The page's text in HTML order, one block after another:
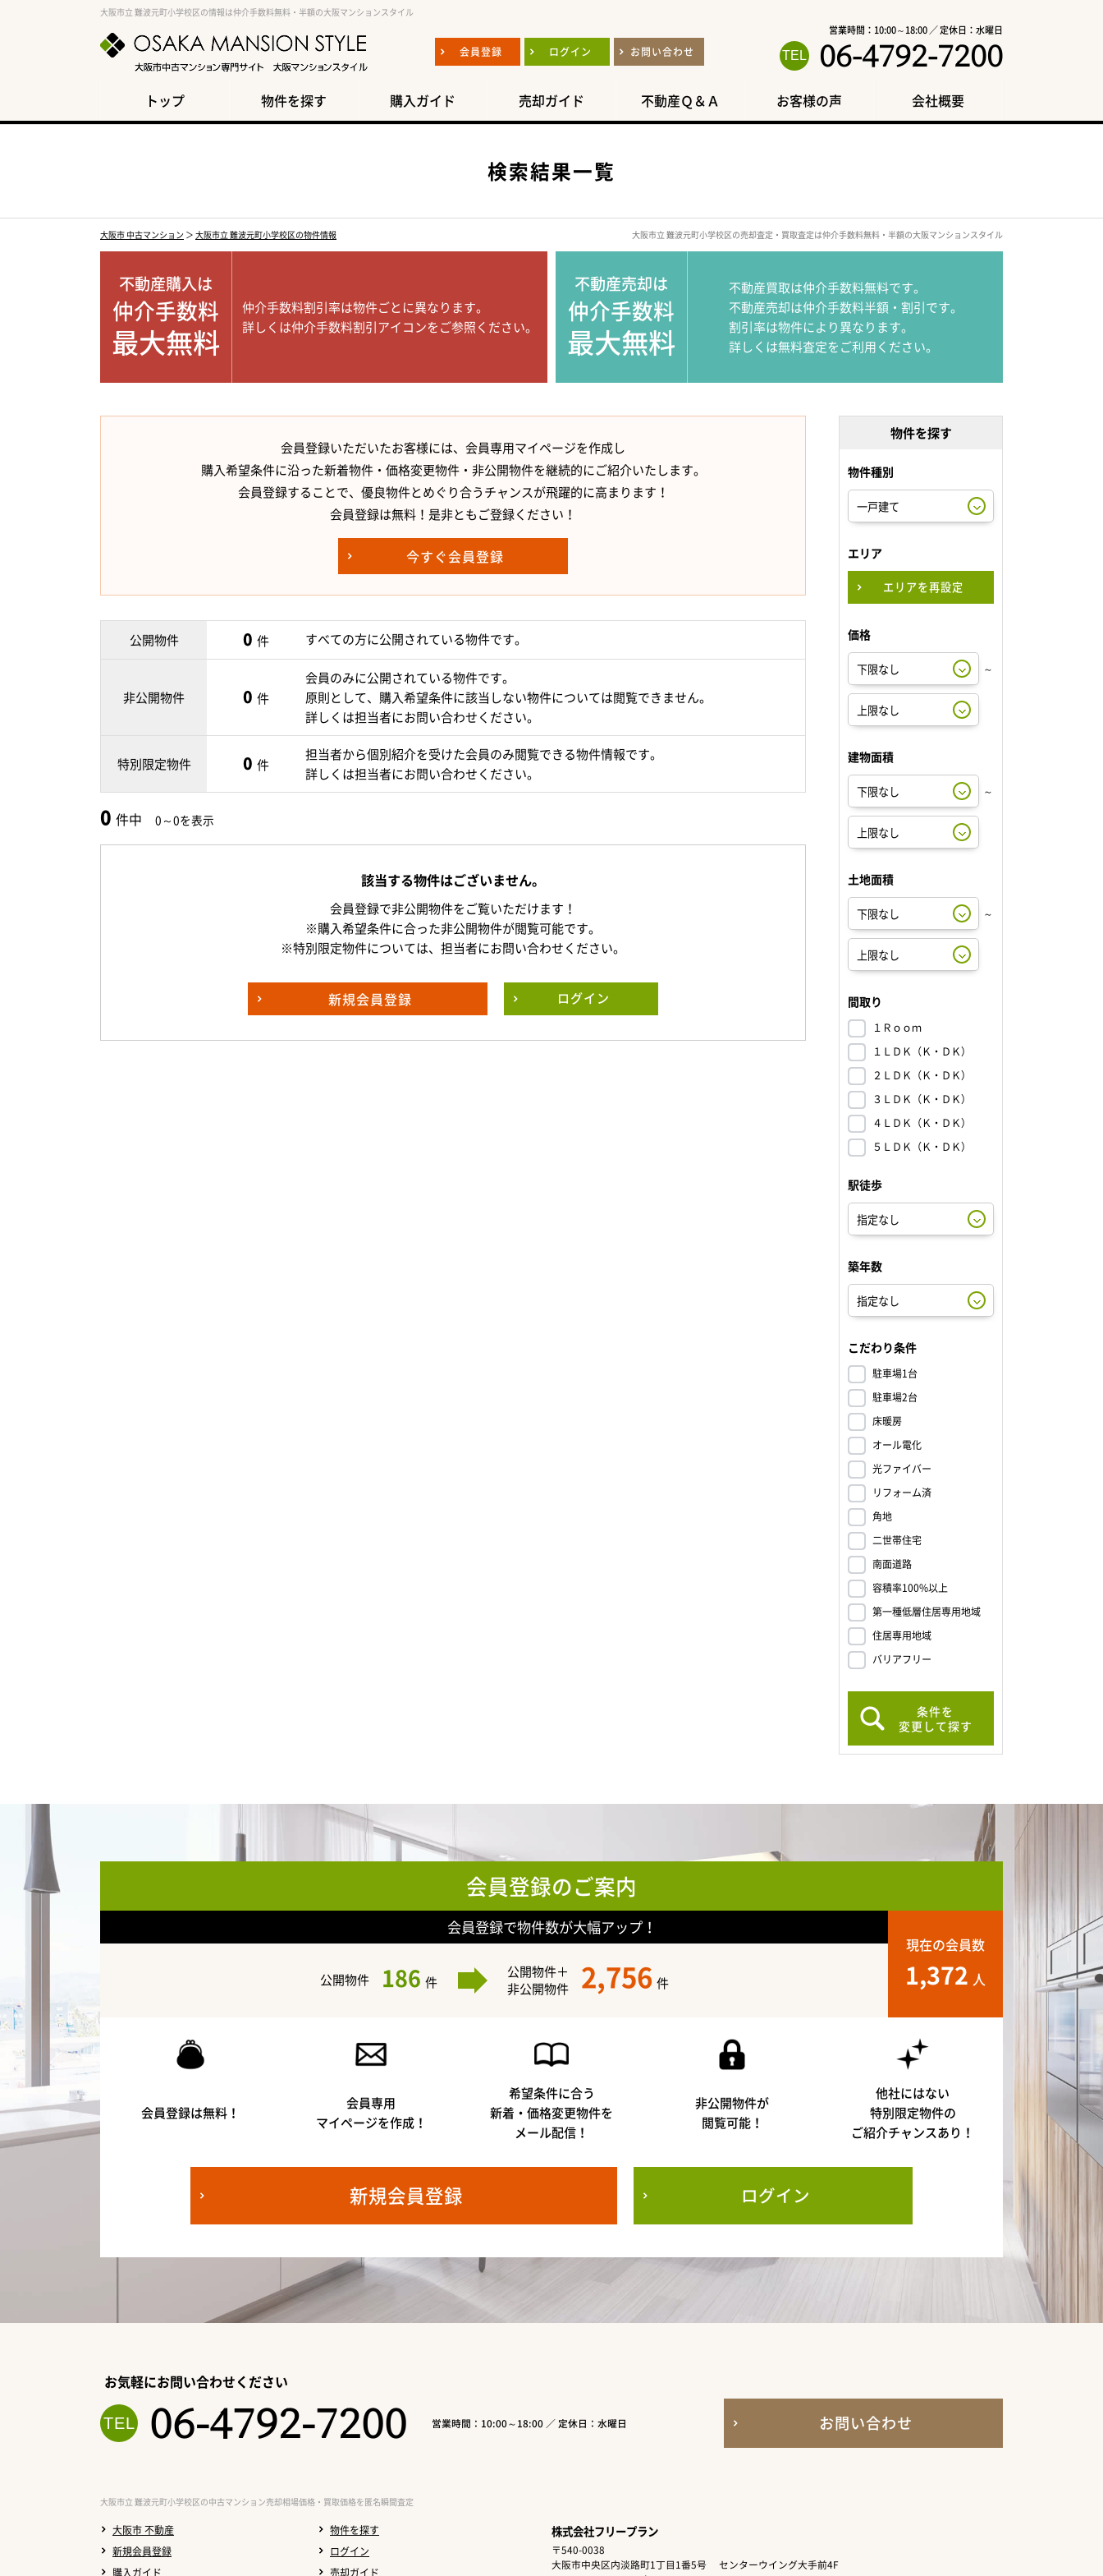
大阪市立 難波元町小学校区の情報は仲介手数料無料・半額の大阪マンションスタイル
会員登録 ログイン お問い合わせ
営業時間：10:00～18:00 ／ 定休日：水曜日
06-4792-7200
トップ 物件を探す 購入ガイド 売却ガイド 不動産Ｑ＆Ａ お客様の声 会社概要
検索結果一覧
大阪市 中古マンション ＞ 大阪市立 難波元町小学校区の物件情報 大阪市立 難波元町小学校区の売却査定・買取査定は仲介手数料無料・半額の大阪マンションスタイル
不動産購入は
仲介手数料
最大無料
仲介手数料割引率は物件ごとに異なります。
詳しくは仲介手数料割引アイコンをご参照ください。
不動産売却は
仲介手数料
最大無料
不動産買取は仲介手数料無料です。
不動産売却は仲介手数料半額・割引です。
割引率は物件により異なります。
詳しくは無料査定をご利用ください。
会員登録いただいたお客様には、会員専用マイページを作成し
購入希望条件に沿った新着物件・価格変更物件・非公開物件を継続的にご紹介いたします。
会員登録することで、優良物件とめぐり合うチャンスが飛躍的に高まります！
会員登録は無料！是非ともご登録ください！
今すぐ会員登録
公開物件 0 件 すべての方に公開されている物件です。
非公開物件 0 件
会員のみに公開されている物件です。
原則として、購入希望条件に該当しない物件については閲覧できません。
詳しくは担当者にお問い合わせください。
特別限定物件 0 件
担当者から個別紹介を受けた会員のみ閲覧できる物件情報です。
詳しくは担当者にお問い合わせください。
0 件中 0～0を表示
該当する物件はございません。
会員登録で非公開物件をご覧いただけます！
※購入希望条件に合った非公開物件が閲覧可能です。
※特別限定物件については、担当者にお問い合わせください。
新規会員登録 ログイン
物件を探す
物件種別
エリア
エリアを再設定
価格
～
建物面積
～
土地面積
～
間取り
１Ｒｏｏｍ
１ＬＤＫ（Ｋ・ＤＫ）
２ＬＤＫ（Ｋ・ＤＫ）
３ＬＤＫ（Ｋ・ＤＫ）
４ＬＤＫ（Ｋ・ＤＫ）
５ＬＤＫ（Ｋ・ＤＫ）
駅徒歩
築年数
こだわり条件
駐車場1台
駐車場2台
床暖房
オール電化
光ファイバー
リフォーム済
角地
二世帯住宅
南面道路
容積率100%以上
第一種低層住居専用地域
住居専用地域
バリアフリー
条件を
変更して探す
会員登録のご案内
会員登録で物件数が大幅アップ！
公開物件 186 件
公開物件＋
非公開物件
2,756 件
現在の会員数
1,372 人
会員登録は無料！
会員専用
マイページを作成！
希望条件に合う
新着・価格変更物件を
メール配信！
非公開物件が
閲覧可能！
他社にはない
特別限定物件の
ご紹介チャンスあり！
新規会員登録 ログイン
お気軽にお問い合わせください
06-4792-7200 営業時間：10:00～18:00 ／ 定休日：水曜日 お問い合わせ
大阪市立 難波元町小学校区の中古マンション売却相場価格・買取価格を匿名瞬間査定
大阪市 不動産
物件を探す
新規会員登録
ログイン
購入ガイド
売却ガイド
株式会社フリープラン
〒540-0038
大阪市中央区内淡路町1丁目1番5号
センターウイング大手前4F